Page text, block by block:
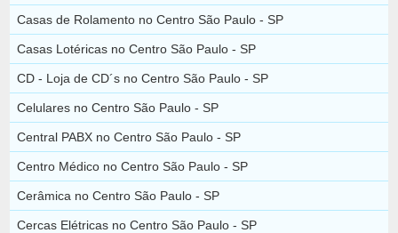
Casas de Rolamento no Centro São Paulo - SP
Casas Lotéricas no Centro São Paulo - SP
CD - Loja de CD´s no Centro São Paulo - SP
Celulares no Centro São Paulo - SP
Central PABX no Centro São Paulo - SP
Centro Médico no Centro São Paulo - SP
Cerâmica no Centro São Paulo - SP
Cercas Elétricas no Centro São Paulo - SP